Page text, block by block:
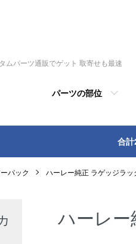
ムパーツ通販でゲット 取寄せも最速
パーツの部位
合
パック ハーレー純正 ラゲッジラッ
ハーレ